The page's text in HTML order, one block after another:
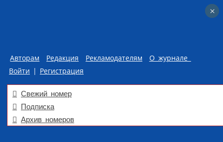
Авторам Редакция Рекламодателям
О журнале
Войти | Регистрация
Свежий номер
Подписка
Архив номеров
×
×